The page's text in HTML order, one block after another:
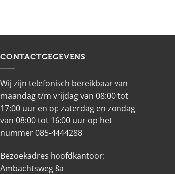
CONTACTGEGEVENS
Wij zijn telefonisch bereikbaar van
maandag t/m vrijdag van 08:00 tot
17:00 uur en op zaterdag en zondag
van 08:00 tot 16:00 uur op het
nummer 085-4444288
Bezoekadres hoofdkantoor:
Ambachtsweg 8a